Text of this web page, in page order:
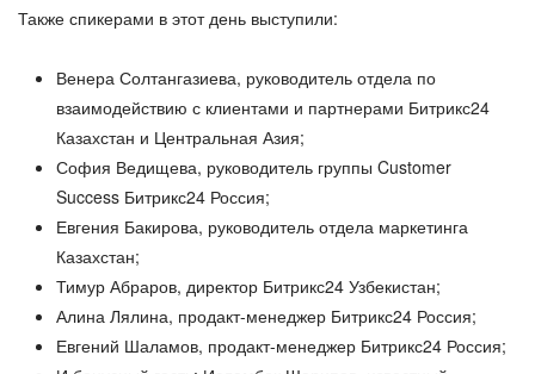
Также спикерами в этот день выступили:
Венера Солтангазиева, руководитель отдела по
взаимодействию с клиентами и партнерами Битрикс24
Казахстан и Центральная Азия;
София Ведищева, руководитель группы Customer
Success Битрикс24 Россия;
Евгения Бакирова, руководитель отдела маркетинга
Казахстан;
Тимур Абраров, директор Битрикс24 Узбекистан;
Алина Лялина, продакт-менеджер Битрикс24 Россия;
Евгений Шаламов, продакт-менеджер Битрикс24 Россия;